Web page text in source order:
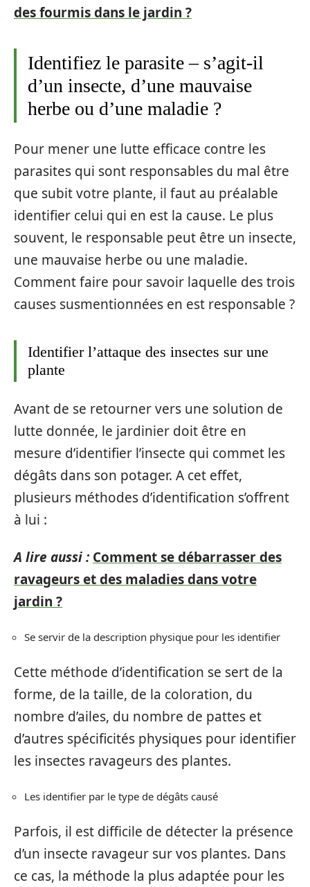
des fourmis dans le jardin ?
Identifiez le parasite – s’agit-il
d’un insecte, d’une mauvaise
herbe ou d’une maladie ?
Pour mener une lutte efficace contre les
parasites qui sont responsables du mal être
que subit votre plante, il faut au préalable
identifier celui qui en est la cause. Le plus
souvent, le responsable peut être un insecte,
une mauvaise herbe ou une maladie.
Comment faire pour savoir laquelle des trois
causes susmentionnées en est responsable ?
Identifier l’attaque des insectes sur une
plante
Avant de se retourner vers une solution de
lutte donnée, le jardinier doit être en
mesure d’identifier l’insecte qui commet les
dégâts dans son potager. A cet effet,
plusieurs méthodes d’identification s’offrent
à lui :
A lire aussi : Comment se débarrasser des
ravageurs et des maladies dans votre
jardin ?
Se servir de la description physique pour les identifier
Cette méthode d’identification se sert de la
forme, de la taille, de la coloration, du
nombre d’ailes, du nombre de pattes et
d’autres spécificités physiques pour identifier
les insectes ravageurs des plantes.
Les identifier par le type de dégâts causé
Parfois, il est difficile de détecter la présence
d’un insecte ravageur sur vos plantes. Dans
ce cas, la méthode la plus adaptée pour les